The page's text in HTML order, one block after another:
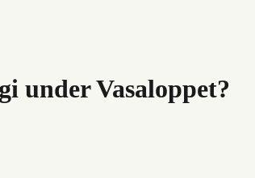
under Vasaloppet?